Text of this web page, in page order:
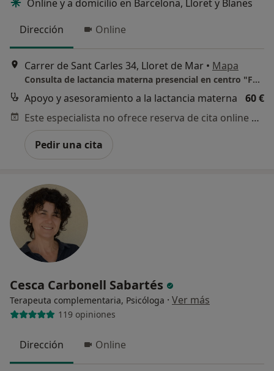
Online y a domicilio en Barcelona, Lloret y Blanes
Dirección
Online
Carrer de Sant Carles 34, Lloret de Mar • Mapa
Consulta de lactancia materna presencial en centro "Fulcre"
Apoyo y asesoramiento a la lactancia materna
60 €
Este especialista no ofrece reserva de cita online en esta dirección.
Pedir una cita
Cesca Carbonell Sabartés
Terapeuta complementaria, Psicóloga · Ver más
119 opiniones
Dirección Online